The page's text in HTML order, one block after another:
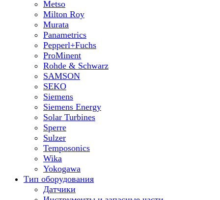
Metso
Milton Roy
Murata
Panametrics
Pepperl+Fuchs
ProMinent
Rohde & Schwarz
SAMSON
SEKO
Siemens
Siemens Energy
Solar Turbines
Sperre
Sulzer
Temposonics
Wika
Yokogawa
Тип оборудования
Датчики